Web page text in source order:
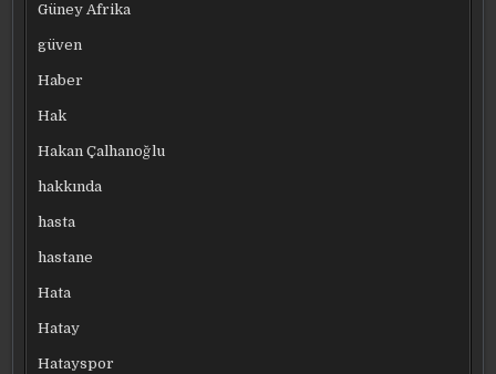
Güney Afrika
güven
Haber
Hak
Hakan Çalhanoğlu
hakkında
hasta
hastane
Hata
Hatay
Hatayspor